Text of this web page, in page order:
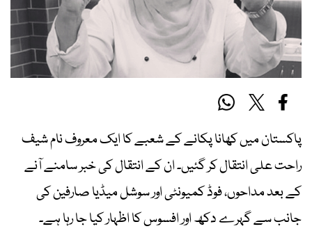
پاکستان میں کھانا پکانے کے شعبے کا ایک معروف نام شیف
راحت علی انتقال کر گئیں۔ ان کے انتقال کی خبر سامنے آنے
کے بعد مداحوں، فوڈ کمیونٹی اور سوشل میڈیا صارفین کی
جانب سے گہرے دکھ اور افسوس کا اظہار کیا جا رہا ہے۔